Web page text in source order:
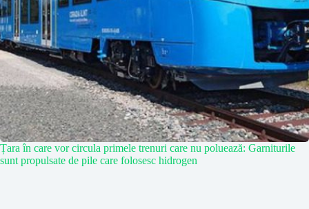
Țara în care vor circula primele trenuri care nu poluează: Garniturile
sunt propulsate de pile care folosesc hidrogen